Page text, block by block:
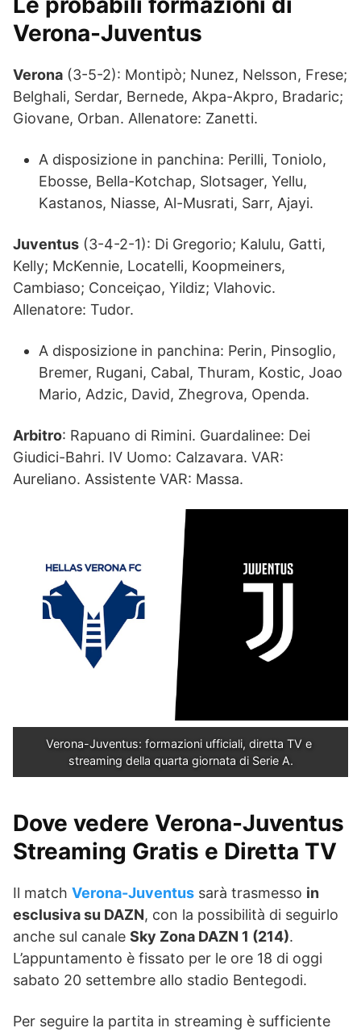
Verona-Juventus
Verona (3-5-2): Montipò; Nunez, Nelsson, Frese;
Belghali, Serdar, Bernede, Akpa-Akpro, Bradaric;
Giovane, Orban. Allenatore: Zanetti.
A disposizione in panchina: Perilli, Toniolo,
Ebosse, Bella-Kotchap, Slotsager, Yellu,
Kastanos, Niasse, Al-Musrati, Sarr, Ajayi.
Juventus (3-4-2-1): Di Gregorio; Kalulu, Gatti,
Kelly; McKennie, Locatelli, Koopmeiners,
Cambiaso; Conceiçao, Yildiz; Vlahovic.
Allenatore: Tudor.
A disposizione in panchina: Perin, Pinsoglio,
Bremer, Rugani, Cabal, Thuram, Kostic, Joao
Mario, Adzic, David, Zhegrova, Openda.
Arbitro: Rapuano di Rimini. Guardalinee: Dei
Giudici-Bahri. IV Uomo: Calzavara. VAR:
Aureliano. Assistente VAR: Massa.
Verona-Juventus: formazioni ufficiali, diretta TV e
streaming della quarta giornata di Serie A.
Dove vedere Verona-Juventus
Streaming Gratis e Diretta TV
Il match Verona-Juventus sarà trasmesso in
esclusiva su DAZN, con la possibilità di seguirlo
anche sul canale Sky Zona DAZN 1 (214).
L’appuntamento è fissato per le ore 18 di oggi
sabato 20 settembre allo stadio Bentegodi.
Per seguire la partita in streaming è sufficiente